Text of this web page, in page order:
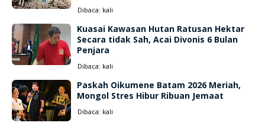
Dibaca: kali
Kuasai Kawasan Hutan Ratusan Hektar
Secara tidak Sah, Acai Divonis 6 Bulan
Penjara
Dibaca: kali
Paskah Oikumene Batam 2026 Meriah,
Mongol Stres Hibur Ribuan Jemaat
Dibaca: kali